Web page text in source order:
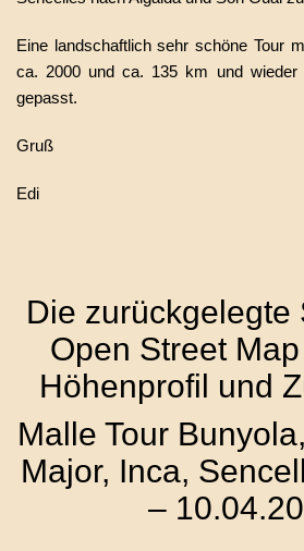
Eine landschaftlich sehr schöne Tour
ca. 2000 und ca. 135 km und wieder
gepasst.
Gruß
Edi
Die zurückgelegte
Open Street
Höhenprofil und
Malle Tour
Major, Inca,
–